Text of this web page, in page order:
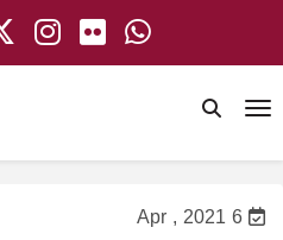
6 Apr , 2021